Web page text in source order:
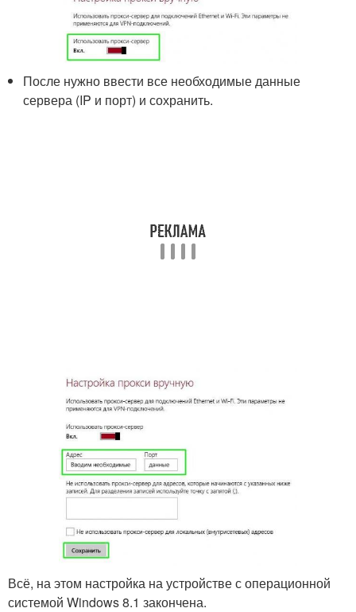
После нужно ввести все необходимые данные
сервера (IP и порт) и сохранить.
Всё, на этом настройка на устройстве с операционной
системой Windows 8.1 закончена.